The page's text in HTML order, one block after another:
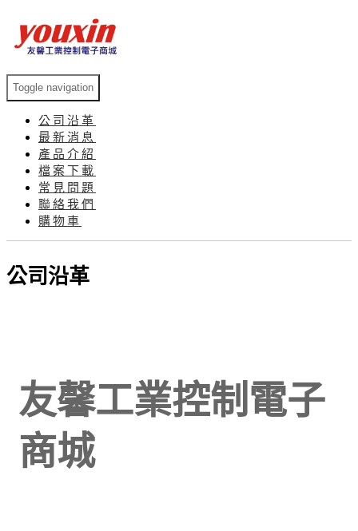
Toggle navigation
公司沿革
最新消息
產品介紹
檔案下載
常見問題
聯絡我們
購物車
公司沿革
友馨工業控制電子
商城